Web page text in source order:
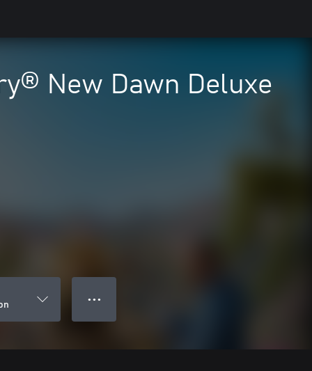
New Dawn Deluxe
● ● ●